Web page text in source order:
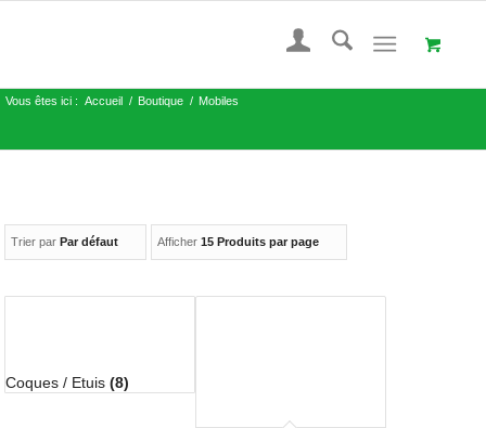
Vous êtes ici : Accueil / Boutique / Mobiles
Trier par Par défaut Afficher15 Produits par page
Coques / Etuis(8)